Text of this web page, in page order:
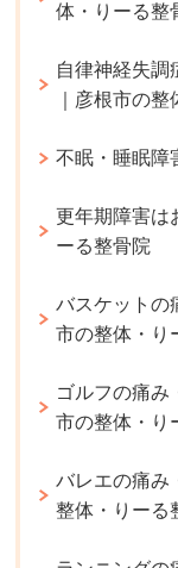
体・りーる整
自律神経失調
｜彦根市の
不眠・睡眠障
更年期障害は
ーる整骨院
バスケットの
市の整体・り
ゴルフの痛み
市の整体・り
バレエの痛み
整体・りーる